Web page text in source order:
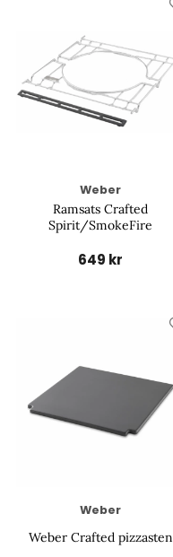
Weber
Ramsats Crafted
Spirit/SmokeFire
649 kr
Weber
Weber Crafted pizzasten